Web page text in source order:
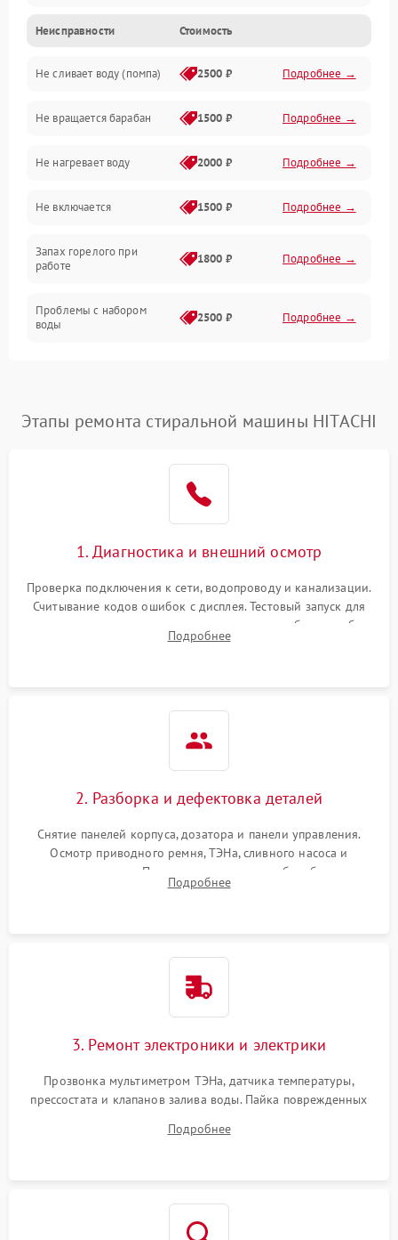
Электропитание
Водоснабжение
Слив
Программное обеспечение
Неисправности Стоимость
Не сливает воду (помпа) 2500 ₽ Подробнее →
Не вращается барабан 1500 ₽ Подробнее →
Не нагревает воду 2000 ₽ Подробнее →
Не включается 1500 ₽ Подробнее →
Запах горелого при
работе
1800 ₽ Подробнее →
Проблемы с набором
воды
2500 ₽ Подробнее →
2200 ₽ Подробнее →
Этапы ремонта стиральной машины HITACHI
1. Диагностика и внешний осмотр
Проверка подключения к сети, водопроводу и канализации.
Считывание кодов ошибок с дисплея. Тестовый запуск для
выявления посторонних шумов, протечек или сбоев в работе
электронного модуля управления.
Подробнее
2. Разборка и дефектовка деталей
Снятие панелей корпуса, дозатора и панели управления.
Осмотр приводного ремня, ТЭНа, сливного насоса и
амортизаторов. Проверка подшипников барабана и
крестовины на износ, а манжеты люка на разрывы.
Подробнее
3. Ремонт электроники и электрики
Прозвонка мультиметром ТЭНа, датчика температуры,
прессостата и клапанов залива воды. Пайка поврежденных
Восстановление целостности проводки и контактов.
Подробнее